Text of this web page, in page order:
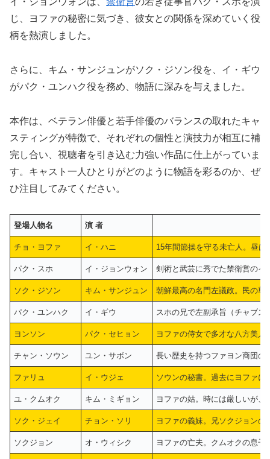
じ、ヨファの秘密に気づき、彼女との関係を深めていく役
柄を熱演しました。
さらに、キム・サンジュンがソク・ジソン役を、イ・ギウ
がパク・ユンハク役を務め、物語に深みを与えました。
本作は、ベテラン俳優と若手俳優のバランスの取れたキャ
スティングが特徴で、それぞれの個性と演技力が相互に補
完し合い、視聴者を引き込む力強い作品に仕上がっていま
す。キャスト一人ひとりがどのように物語を彩るのか、ぜ
ひ注目してみてください。
登場人物名 演 者
チョ・ヨファ イ・ハニ 15年間節操を守る未亡人。昼は
パク・スホ イ・ジョンウォン 剣術と武芸に秀でた禁衛営のイ
ソク・ジソン キム・サンジュン 朝鮮最高の名門左議政。民の尊
パク・ユンハク イ・ギウ スホの兄で左副承旨（チャブ
ヨンソン パク・セヒョン ヨファの侍女で多才な八方美
チャン・ソウン ユン・サボン 長い歴史を持つファヨン商団の
ファリュ イ・ウジェ ソウンの秘書。過去にヨファ
ユ・クムオク キム・ミギョン ヨファの姑。時には厳しいが
ソク・ジェイ チョン・ソリ ヨファの義妹。兄ソクジョン
ソクジョン オ・ウィシク ヨファの亡夫。クムオクの息子